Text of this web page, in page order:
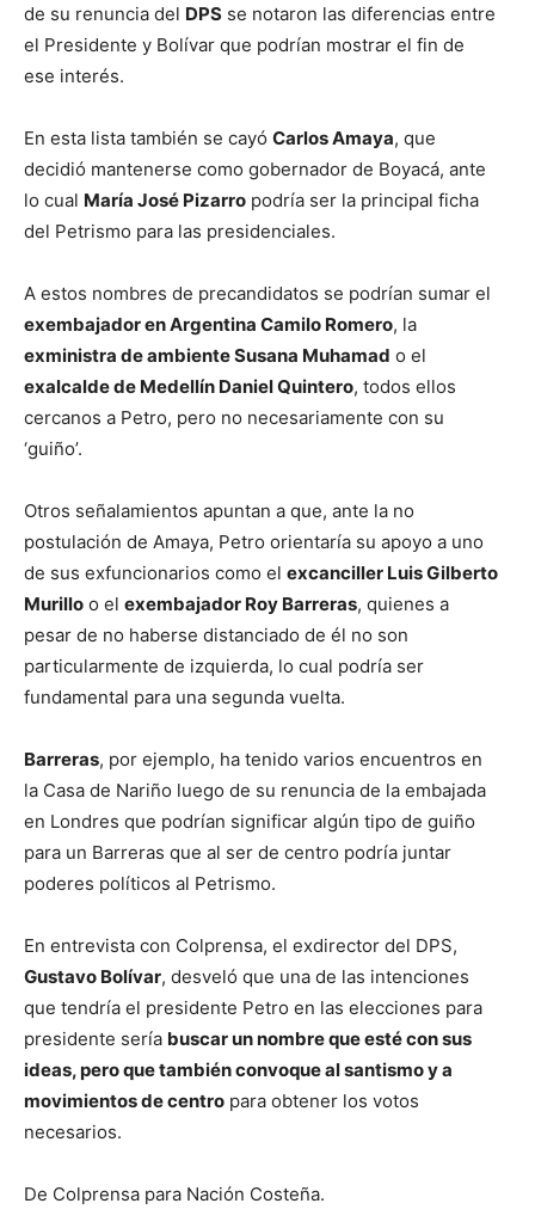
de su renuncia del DPS se notaron las diferencias entre
el Presidente y Bolívar que podrían mostrar el fin de
ese interés.
En esta lista también se cayó Carlos Amaya, que
decidió mantenerse como gobernador de Boyacá, ante
lo cual María José Pizarro podría ser la principal ficha
del Petrismo para las presidenciales.
A estos nombres de precandidatos se podrían sumar el
exembajador en Argentina Camilo Romero, la
exministra de ambiente Susana Muhamad o el
exalcalde de Medellín Daniel Quintero, todos ellos
cercanos a Petro, pero no necesariamente con su
‘guiño’.
Otros señalamientos apuntan a que, ante la no
postulación de Amaya, Petro orientaría su apoyo a uno
de sus exfuncionarios como el excanciller Luis Gilberto
Murillo o el exembajador Roy Barreras, quienes a
pesar de no haberse distanciado de él no son
particularmente de izquierda, lo cual podría ser
fundamental para una segunda vuelta.
Barreras, por ejemplo, ha tenido varios encuentros en
la Casa de Nariño luego de su renuncia de la embajada
en Londres que podrían significar algún tipo de guiño
para un Barreras que al ser de centro podría juntar
poderes políticos al Petrismo.
En entrevista con Colprensa, el exdirector del DPS,
Gustavo Bolívar, desveló que una de las intenciones
que tendría el presidente Petro en las elecciones para
presidente sería buscar un nombre que esté con sus
ideas, pero que también convoque al santismo y a
movimientos de centro para obtener los votos
necesarios.
De Colprensa para Nación Costeña.